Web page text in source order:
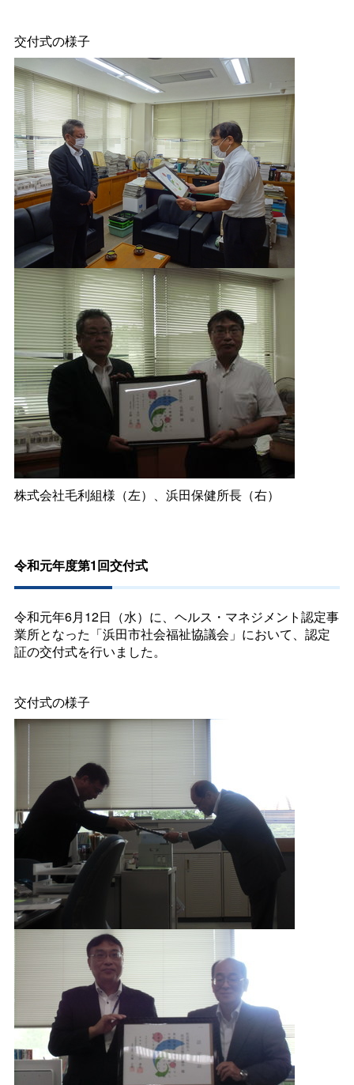
交付式の様子
株式会社毛利組様（左）、浜田保健所長（右）
令和元年度第1回交付式
令和元年6月12日（水）に、ヘルス・マネジメント認定事
業所となった「浜田市社会福祉協議会」において、認定
証の交付式を行いました。
交付式の様子